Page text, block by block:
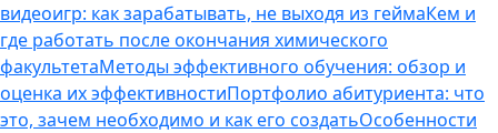
видеоигр: как зарабатывать, не выходя из геймаКем и
где работать после окончания химического
факультетаМетоды эффективного обучения: обзор и
оценка их эффективностиПортфолио абитуриента: что
это, зачем необходимо и как его создатьОсобенности